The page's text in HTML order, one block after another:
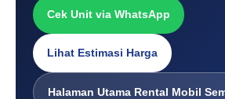
Cek Unit via WhatsApp
Lihat Estimasi Harga
Halaman Utama Rental Mobil